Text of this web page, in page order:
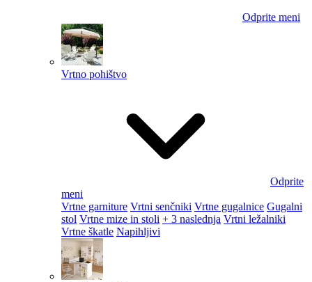
Odprite meni
Vrtno pohištvo
Odprite
meni
Vrtne garniture Vrtni senčniki Vrtne gugalnice Gugalni
stol Vrtne mize in stoli + 3 naslednja Vrtni ležalniki
Vrtne škatle Napihljivi